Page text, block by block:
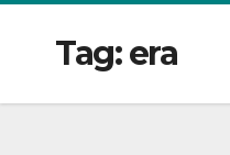
Tag:era